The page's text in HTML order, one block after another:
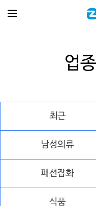
업
최근
남성의류
패션잡화
식품